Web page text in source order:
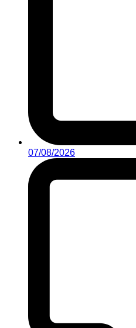
07/08/2026